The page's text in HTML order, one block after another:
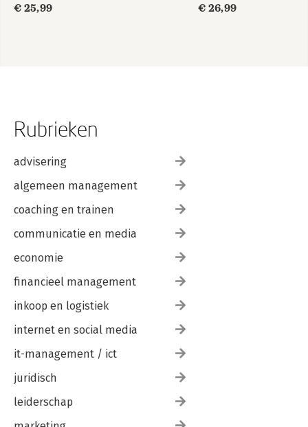
€ 25,99
€ 26,99
Rubrieken
advisering
algemeen management
coaching en trainen
communicatie en media
economie
financieel management
inkoop en logistiek
internet en social media
it-management / ict
juridisch
leiderschap